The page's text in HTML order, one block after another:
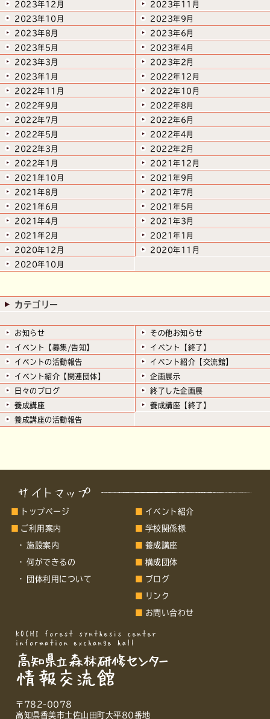
2023年12月
2023年11月
2023年10月
2023年9月
2023年8月
2023年6月
2023年5月
2023年4月
2023年3月
2023年2月
2023年1月
2022年12月
2022年11月
2022年10月
2022年9月
2022年8月
2022年7月
2022年6月
2022年5月
2022年4月
2022年3月
2022年2月
2022年1月
2021年12月
2021年10月
2021年9月
2021年8月
2021年7月
2021年6月
2021年5月
2021年4月
2021年3月
2021年2月
2021年1月
2020年12月
2020年11月
2020年10月
カテゴリー
お知らせ
その他お知らせ
イベント【募集/告知】
イベント【終了】
イベントの活動報告
イベント紹介【交流館】
イベント紹介【関連団体】
企画展示
日々のブログ
終了した企画展
養成講座
養成講座【終了】
養成講座の活動報告
トップページ
ご利用案内
施設案内
何ができるの
団体利用について
イベント紹介
学校関係様
養成講座
構成団体
ブログ
リンク
お問い合わせ
〒782-0078
高知県香美市土佐山田町大平80番地